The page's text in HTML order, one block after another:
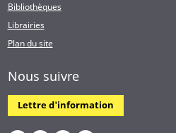
Bibliothèques
Librairies
Plan du site
Nous suivre
Lettre d'information